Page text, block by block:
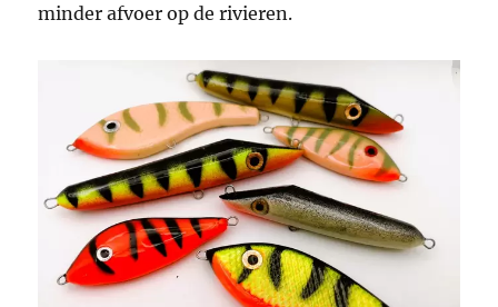
minder afvoer op de rivieren.